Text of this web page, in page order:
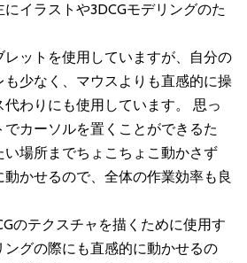
イラストや3DCGモデリングのた
ットを使用していますが、自分の
少なく、マウスよりも直感的に操
わりにも使用しています。 思っ
カーソルを置くことができるた
場所までちょこちょこ動かさず
かせるので、全体の作業効率も良
のテクスチャを描くために使用す
ングの際にも直感的に動かせるの